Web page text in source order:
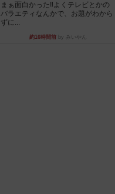
まぁ面白かった‼️よくテレビとかの
バラエティなんかで、お題がわから
ずに...
約16時間前 by みいやん